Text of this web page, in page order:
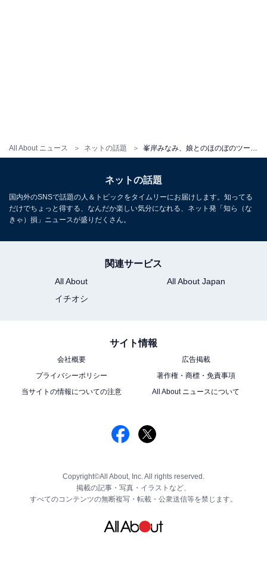
All About ニュース ネットの話題
ネットの話題
国内外のSNSで話題の人＆トピックをタイムリーにお届けします。知ってる
だけでちょっと得する、なんだか楽しい気分になれる、ネット発「知ら（な
きゃ）損」ニュースが盛りだくさん。
関連サービス
All About
All About Japan
イチオシ
サイト情報
会社概要
広告掲載
プライバシーポリシー
著作権・商標・免責事項
当サイトの情報についての注意
All About ニュースについて
Copyright©All About, Inc. All rights reserved.
掲載の記事・写真・イラストなど、
すべてのコンテンツの無断複写・転載・公衆送信等を禁じます。